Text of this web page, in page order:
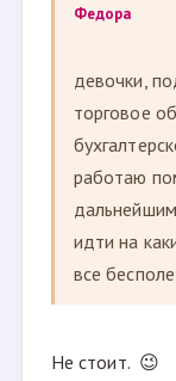
Федора
девочки,
торговое
работаю
идти на
все
Не стоит. 😉